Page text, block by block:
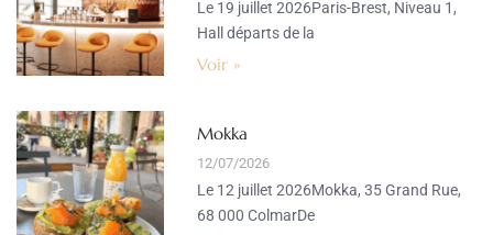
Le 19 juillet 2026Paris-Brest, Niveau 1,
Hall départs de la
Voir »
Mokka
12/07/2026
Le 12 juillet 2026Mokka, 35 Grand Rue,
68 000 ColmarDe